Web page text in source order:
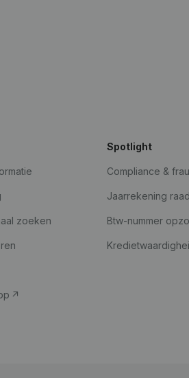
zoeken
Spotlight
Compliance &
Jaarrekening
Btw-nummer